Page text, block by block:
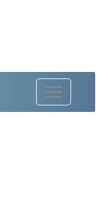
Toggle
navigation